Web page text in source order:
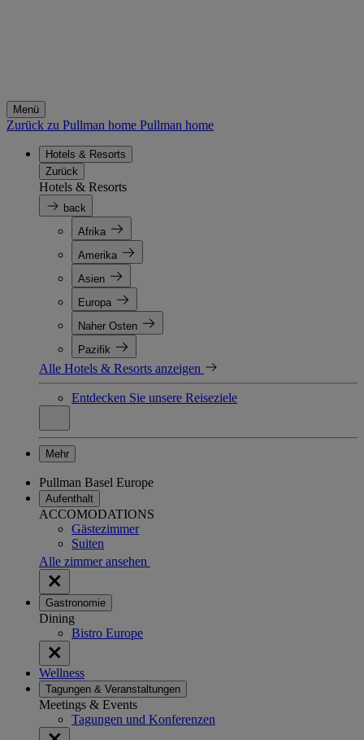
Menü
Zurück zu Pullman home Pullman home
Hotels & Resorts
Zurück
Hotels & Resorts
back
Afrika
Amerika
Asien
Europa
Naher Osten
Pazifik
Alle Hotels & Resorts anzeigen
Entdecken Sie unsere Reiseziele
Mehr
Pullman Basel Europe
Aufenthalt
ACCOMODATIONS
Gästezimmer
Suiten
Alle zimmer ansehen
Gastronomie
Dining
Bistro Europe
Wellness
Tagungen & Veranstaltungen
Meetings & Events
Tagungen und Konferenzen